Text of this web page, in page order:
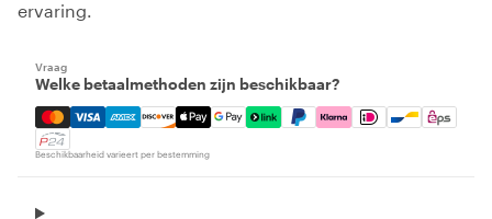
ervaring.
Vraag
Welke betaalmethoden zijn beschikbaar?
Mastercard, Visa, Amex, Discover, Apple Pay, Google
Beschikbaarheid varieert per bestemming